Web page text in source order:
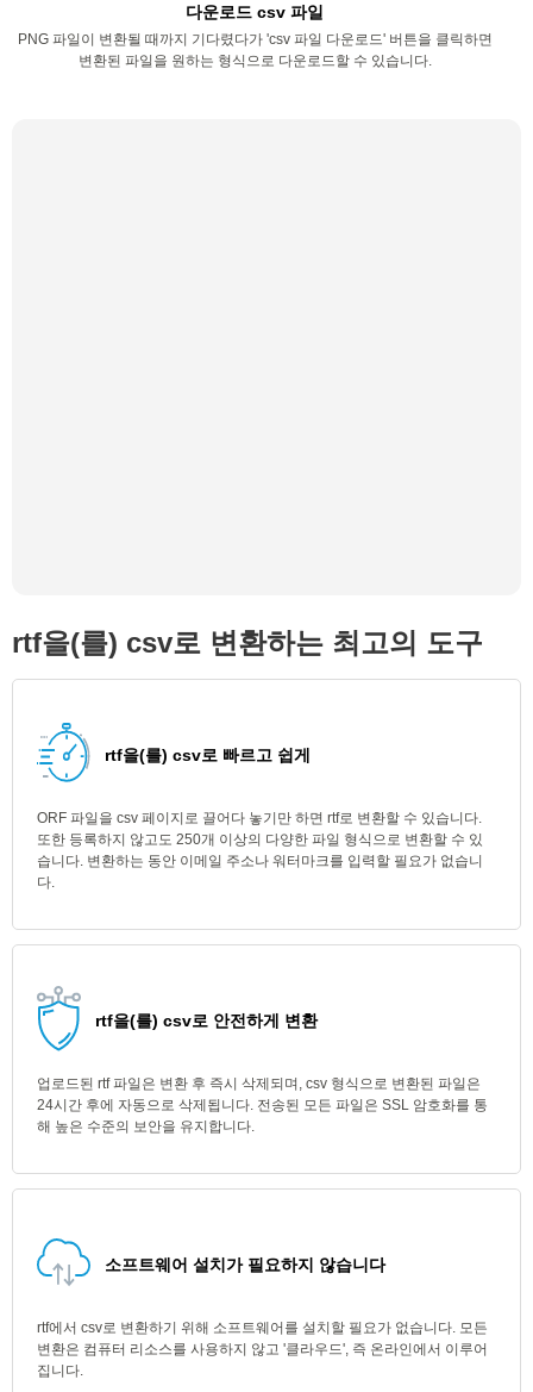
다운로드 csv 파일
PNG 파일이 변환될 때까지 기다렸다가 'csv 파일 다운로드' 버튼을 클릭하면
변환된 파일을 원하는 형식으로 다운로드할 수 있습니다.
rtf을(를) csv로 변환하는 최고의 도구
rtf을(를) csv로 빠르고 쉽게
ORF 파일을 csv 페이지로 끌어다 놓기만 하면 rtf로 변환할 수 있습니다.
또한 등록하지 않고도 250개 이상의 다양한 파일 형식으로 변환할 수 있
습니다. 변환하는 동안 이메일 주소나 워터마크를 입력할 필요가 없습니
다.
rtf을(를) csv로 안전하게 변환
업로드된 rtf 파일은 변환 후 즉시 삭제되며, csv 형식으로 변환된 파일은
24시간 후에 자동으로 삭제됩니다. 전송된 모든 파일은 SSL 암호화를 통
해 높은 수준의 보안을 유지합니다.
소프트웨어 설치가 필요하지 않습니다
rtf에서 csv로 변환하기 위해 소프트웨어를 설치할 필요가 없습니다. 모든
변환은 컴퓨터 리소스를 사용하지 않고 '클라우드', 즉 온라인에서 이루어
집니다.